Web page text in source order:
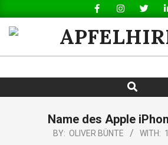
to
content
APFELHIRN.DE
Navigation
Search
Name des Apple
BY: OLIVER BÜNTE WITH: